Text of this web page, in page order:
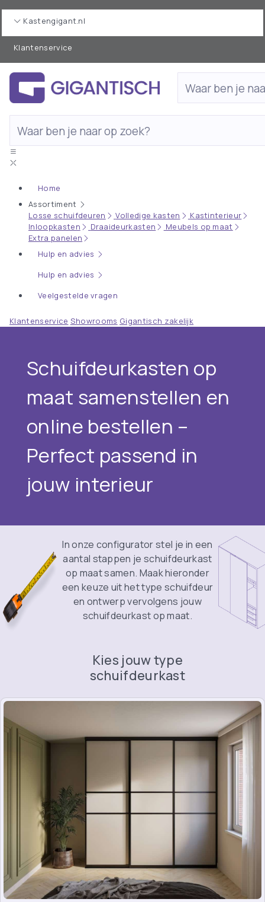
Kastengigant.nl
Klantenservice
Home
Assortiment
Losse schuifdeuren
Volledige kasten
Kastinterieur
Inloopkasten
Draaideurkasten
Meubels op maat
Extra panelen
Hulp en advies
Hulp en advies
Veelgestelde vragen
Klantenservice Showrooms Gigantisch zakelijk
Schuifdeurkasten op
maat samenstellen en
online bestellen –
Perfect passend in
jouw interieur
In onze configurator stel je in een
aantal stappen je schuifdeurkast
op maat samen. Maak hieronder
een keuze uit het type schuifdeur
en ontwerp vervolgens jouw
schuifdeurkast op maat.
Kies jouw type
schuifdeurkast